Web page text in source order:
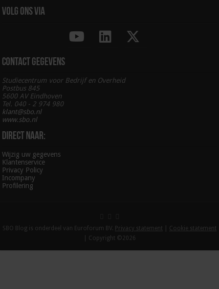
Volg ons via
Contact gegevens
Studiecentrum voor Bedrijf en Overheid
Postbus 845
5600 AV Eindhoven
Tel. 040 - 2 974 980
klant@sbo.nl
www.sbo.nl
Direct naar:
Wijzig uw gegevens
Klantenservice
Privacy Policy
Incompany
Profilering
SBO Blog is onderdeel van Euroforum BV. Privacy statement
Cookie statement
| Copyright ©2026